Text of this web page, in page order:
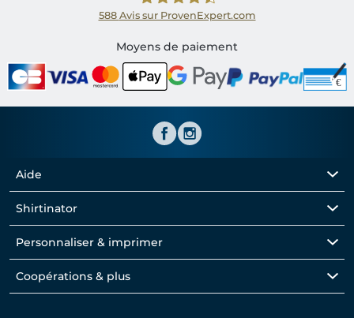
Shirtinator FR
588 Avis sur ProvenExpert.com
Moyens de paiement
Aide
Shirtinator
Personnaliser & imprimer
Coopérations & plus